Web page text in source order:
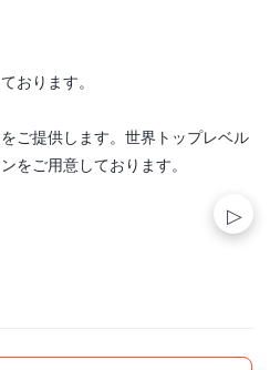
おります。
ご提供します。世界トップレベル
をご用意しております。